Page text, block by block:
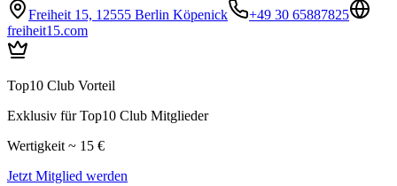
Freiheit 15, 12555 Berlin Köpenick
+49 30 65887825
freiheit15.com
Top10 Club Vorteil
Exklusiv für Top10 Club Mitglieder
Wertigkeit ~ 15 €
Jetzt Mitglied werden